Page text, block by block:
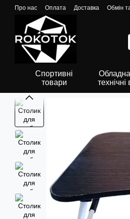
Перейти до основного контенту
Про нас Оплата Доставка Обмін
Спортивні
товари